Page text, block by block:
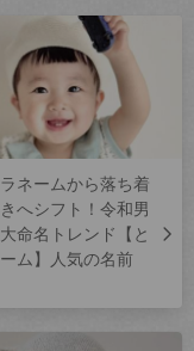
ネームから落ち着
へシフト！令和男
命名トレンド【と
ム】人気の名前